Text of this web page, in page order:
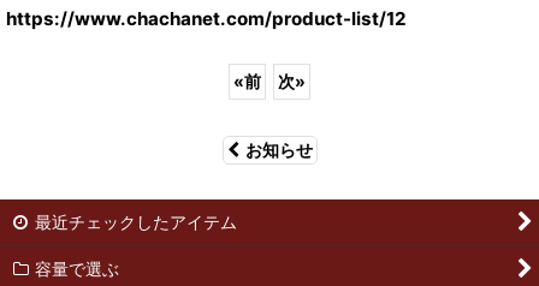
https://www.chachanet.com/product-list/12
«前 次»
お知らせ
最近チェックしたアイテム
容量で選ぶ